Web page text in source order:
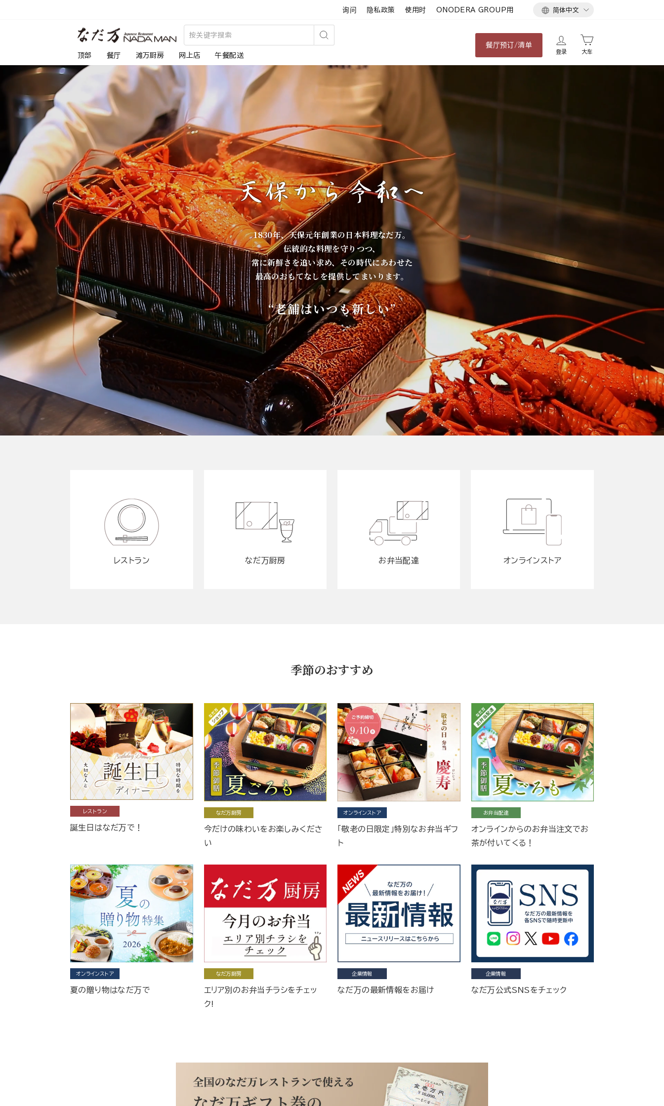
询问 隐私政策 使用时 ONODERA GROUP用
语
简体中文
な
だ
万
搜
顶部 餐厅 滩万厨房 网上店 午餐配送
餐厅预订/清单
登录 大车
1830年、天保元年創業の日本料理なだ万。
伝統的な料理を守りつつ、
常に新鮮さを追い求め、その時代にあわせた
最高のおもてなしを提供してまいります。
“老舗はいつも新しい”
レストラン なだ万厨房 お弁当配達 オンラインストア
季節のおすすめ
レストラン
誕生日はなだ万で！
なだ万厨房
今だけの味わいをお楽しみくださ
い
オンラインストア
「敬老の日限定」特別なお弁当ギフ
ト
お弁当配達
オンラインからのお弁当注文でお
茶が付いてくる！
オンラインストア
夏の贈り物はなだ万で
なだ万厨房
エリア別のお弁当チラシをチェッ
ク!
企業情報
なだ万の最新情報をお届け
企業情報
なだ万公式SNSをチェック